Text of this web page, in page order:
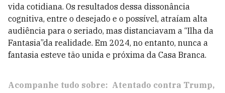
vida cotidiana. Os resultados dessa dissonância
cognitiva, entre o desejado e o possível, atraíam alta
audiência para o seriado, mas distanciavam a “Ilha da
Fantasia”da realidade. Em 2024, no entanto, nunca a
fantasia esteve tão unida e próxima da Casa Branca.
Acompanhe tudo sobre: Atentado contra Trump